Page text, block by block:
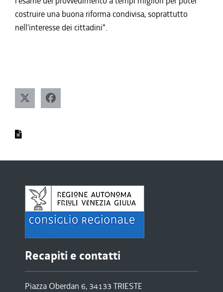
costruire una buona riforma condivisa, soprattutto
nell'interesse dei cittadini".
Recapiti e contatti
Piazza Oberdan 6, 34133 TRIESTE